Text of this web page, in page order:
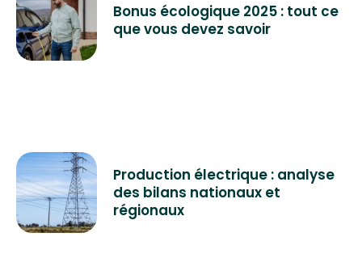
Bonus écologique 2025 : tout ce
que vous devez savoir
Production électrique : analyse
des bilans nationaux et
régionaux